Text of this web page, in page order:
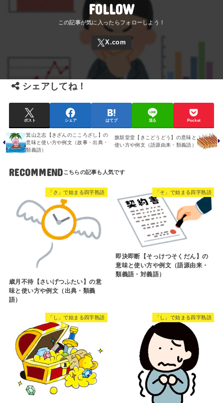
FOLLOW
シェアしてね！
ポスト シェア はてブ 送る Pocket
箕山之志【きざんのこころざし】の
意味と使い方や例文（故事・出典・
類義語）
旗鼓堂堂【きこどうどう】の意味と
使い方や例文（語源由来・類義語）
RECOMMEND
「さ」で始まる四字熟語
歳月不待【さいげつふたい】の意
味と使い方や例文（出典・類義
語）
「そ」で始まる四字熟語
即決即断【そっけつそくだん】の
意味と使い方や例文（語源由来・
類義語・対義語）
「し」で始まる四字熟語 「し」で始まる四字熟語